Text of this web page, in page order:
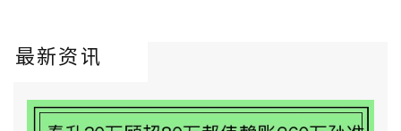
最新资讯